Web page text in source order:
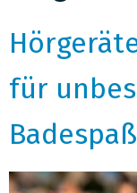
für
Badespaß